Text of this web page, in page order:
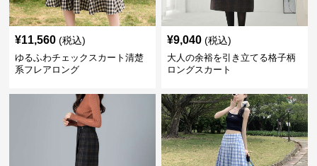
¥11,560 (税込)
ゆるふわチェックスカート清楚
系フレアロング
¥9,040 (税込)
大人の余裕を引き立てる格子柄
ロングスカート